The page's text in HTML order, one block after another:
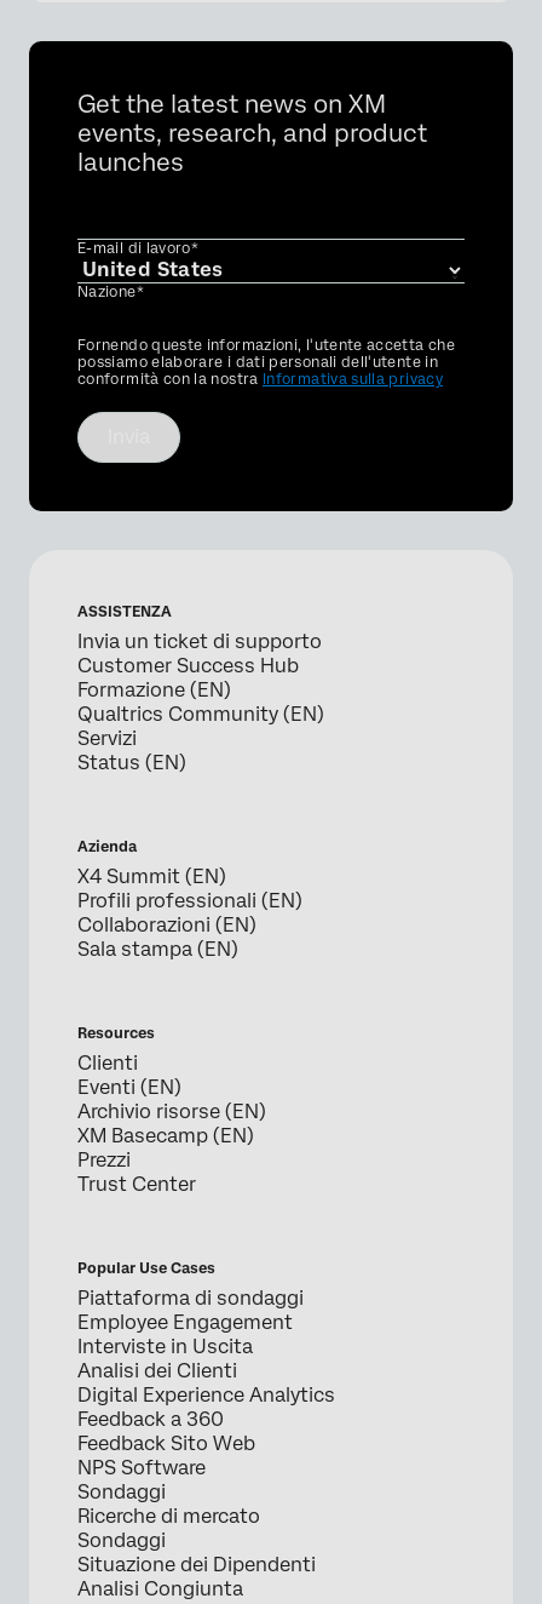
Get the latest news on XM
events, research, and product
launches
E-mail di lavoro*
Nazione*
Privacy
Optin
Fornendo queste informazioni, l'utente accetta che
possiamo elaborare i dati personali dell'utente in
conformità con la nostra Informativa sulla privacy
ASSISTENZA
Invia un ticket di supporto
Customer Success Hub
Formazione (EN)
Qualtrics Community (EN)
Servizi
Status (EN)
Azienda
X4 Summit (EN)
Profili professionali (EN)
Collaborazioni (EN)
Sala stampa (EN)
Resources
Clienti
Eventi (EN)
Archivio risorse (EN)
XM Basecamp (EN)
Prezzi
Trust Center
Popular Use Cases
Piattaforma di sondaggi
Employee Engagement
Interviste in Uscita
Analisi dei Clienti
Digital Experience Analytics
Feedback a 360
Feedback Sito Web
NPS Software
Sondaggi
Ricerche di mercato
Sondaggi
Situazione dei Dipendenti
Analisi Congiunta